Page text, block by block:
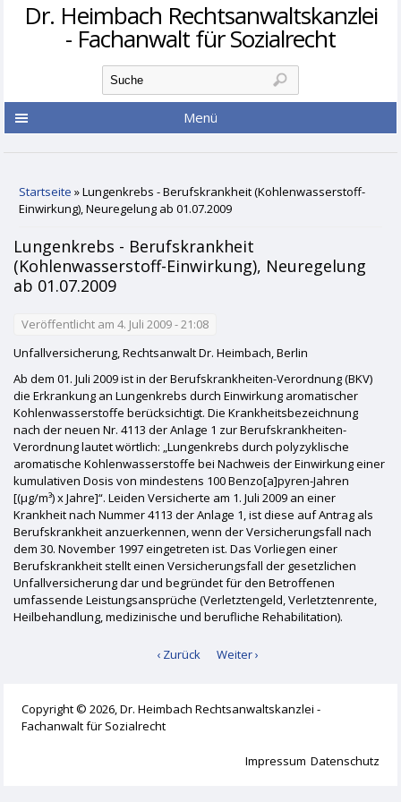
Dr. Heimbach Rechtsanwaltskanzlei
- Fachanwalt für Sozialrecht
Suchformular
Suche
Menü
Startseite » Lungenkrebs - Berufskrankheit (Kohlenwasserstoff-
Einwirkung), Neuregelung ab 01.07.2009
Lungenkrebs - Berufskrankheit
(Kohlenwasserstoff-Einwirkung), Neuregelung
ab 01.07.2009
Veröffentlicht am 4. Juli 2009 - 21:08
Unfallversicherung, Rechtsanwalt Dr. Heimbach, Berlin
Ab dem 01. Juli 2009 ist in der Berufskrankheiten-Verordnung (BKV)
die Erkrankung an Lungenkrebs durch Einwirkung aromatischer
Kohlenwasserstoffe berücksichtigt. Die Krankheitsbezeichnung
nach der neuen Nr. 4113 der Anlage 1 zur Berufskrankheiten-
Verordnung lautet wörtlich: „Lungenkrebs durch polyzyklische
aromatische Kohlenwasserstoffe bei Nachweis der Einwirkung einer
kumulativen Dosis von mindestens 100 Benzo[a]pyren-Jahren
[(µg/m³) x Jahre]“. Leiden Versicherte am 1. Juli 2009 an einer
Krankheit nach Nummer 4113 der Anlage 1, ist diese auf Antrag als
Berufskrankheit anzuerkennen, wenn der Versicherungsfall nach
dem 30. November 1997 eingetreten ist. Das Vorliegen einer
Berufskrankheit stellt einen Versicherungsfall der gesetzlichen
Unfallversicherung dar und begründet für den Betroffenen
umfassende Leistungsansprüche (Verletztengeld, Verletztenrente,
Heilbehandlung, medizinische und berufliche Rehabilitation).
‹ Zurück Weiter ›
Copyright © 2026, Dr. Heimbach Rechtsanwaltskanzlei -
Fachanwalt für Sozialrecht
Datenschutz
Impressum